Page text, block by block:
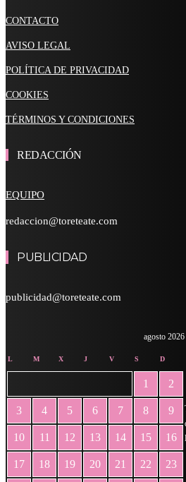
CONTACTO
AVISO LEGAL
POLÍTICA DE PRIVACIDAD
COOKIES
TÉRMINOS Y CONDICIONES
REDACCIÓN
EQUIPO
redaccion@toreteate.com
PUBLICIDAD
publicidad@toreteate.com
agosto 2026
L M X J V S D
1 2
3 4 5 6 7 8 9
10 11 12 13 14 15 16
17 18 19 20 21 22 23